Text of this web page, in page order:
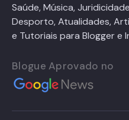
Saúde, Música,
Desporto, Atualidades,
e Tutoriais para Blogger e
Blogue Aprovado no